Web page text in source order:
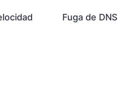
Fuga de DNS